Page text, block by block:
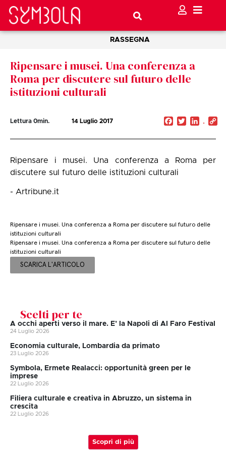
RASSEGNA
Ripensare i musei. Una conferenza a
Roma per discutere sul futuro delle
istituzioni culturali
Lettura 0min. 14 Luglio 2017 Facebook
Twitter
Ripensare i musei. Una conferenza a Roma per
discutere sul futuro delle istituzioni culturali
- Artribune.it
Ripensare i musei. Una conferenza a Roma per discutere sul futuro delle
istituzioni culturali
Ripensare i musei. Una conferenza a Roma per discutere sul futuro delle
istituzioni culturali
SCARICA L'ARTICOLO
Scelti per te
A occhi aperti verso il mare. E’ la Napoli di Al Faro Festival
24 Luglio 2026
Economia culturale, Lombardia da primato
23 Luglio 2026
Symbola, Ermete Realacci: opportunità green per le
imprese
22 Luglio 2026
Filiera culturale e creativa in Abruzzo, un sistema in
crescita
22 Luglio 2026
Scopri di più